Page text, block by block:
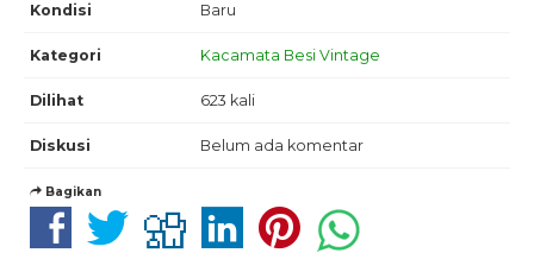
Kondisi Baru
Kategori Kacamata Besi Vintage
Dilihat 623 kali
Diskusi Belum ada komentar
Bagikan